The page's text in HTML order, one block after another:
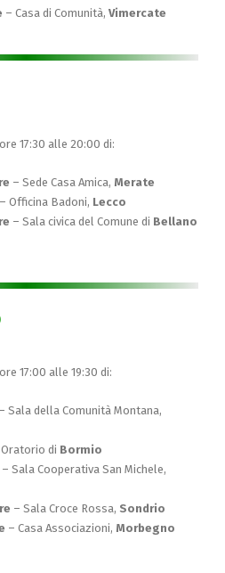
– Casa di Comunità, Vimercate
17:30 alle 20:00 di:
– Sede Casa Amica, Merate
– Officina Badoni, Lecco
– Sala civica del Comune di Bellano
17:00 alle 19:30 di:
– Sala della Comunità Montana,
di Bormio
– Sala Cooperativa San Michele,
– Sala Croce Rossa, Sondrio
– Casa Associazioni, Morbegno